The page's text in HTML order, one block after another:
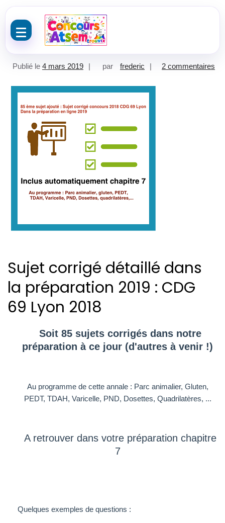
Aller au contenu
Publié le 4 mars 2019 par frederic 2 commentaires
Sujet corrigé détaillé dans
la préparation 2019 : CDG
69 Lyon 2018
Soit 85 sujets corrigés dans notre
préparation à ce jour (d'autres à venir !)
Au programme de cette annale : Parc animalier, Gluten,
PEDT, TDAH, Varicelle, PND, Dosettes, Quadrilatères, ...
A retrouver dans votre préparation chapitre
7
Quelques exemples de questions :